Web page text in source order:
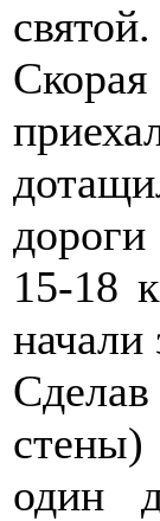
святой.
15-18
начали
один